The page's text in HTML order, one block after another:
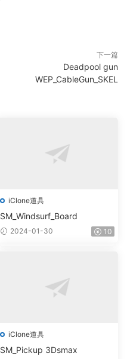
下一篇
Deadpool gun
WEP_CableGun_SKEL
iClone道具
SM_Windsurf_Board
2024-01-30 10
iClone道具
SM_Pickup 3Dsmax